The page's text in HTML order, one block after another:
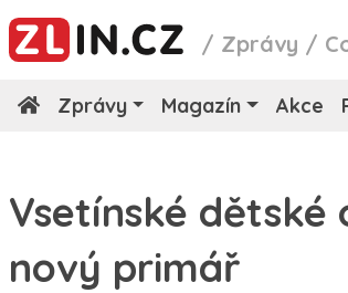
/ Zprávy /
Zprávy Magazín Akce
Vsetínské dětské
nový primář